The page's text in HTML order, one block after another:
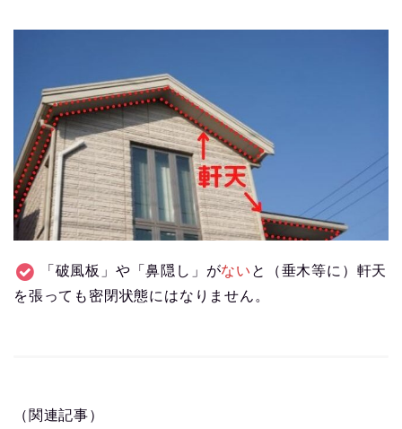
「破風板」や「鼻隠し」がない と（垂木等に）軒天
を張っても密閉状態にはなりません。
（関連記事）